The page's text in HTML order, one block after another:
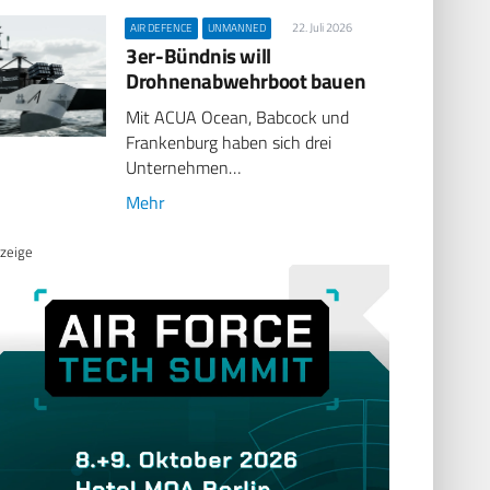
AIR DEFENCE UNMANNED 22. Juli 2026
3er-Bündnis will
Drohnenabwehrboot bauen
Mit ACUA Ocean, Babcock und
Frankenburg haben sich drei
Unternehmen…
Mehr